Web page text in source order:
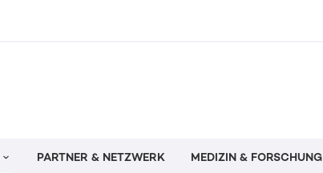
PARTNER & NETZWERK MEDIZIN & FORSCHUNG